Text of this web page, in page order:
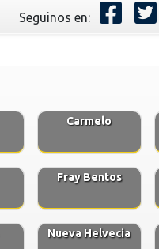
Seguinos en:
Carmelo
Fray Bentos
Nueva Helvecia